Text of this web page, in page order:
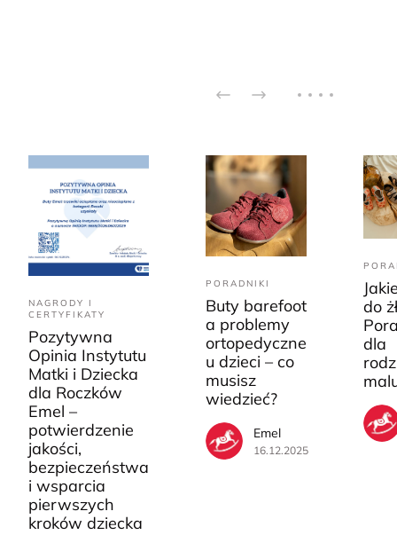
NAGRODY I
CERTYFIKATY
Pozytywna
Opinia Instytutu
Matki i Dziecka
dla Roczków
Emel –
potwierdzenie
jakości,
bezpieczeństwa
i wsparcia
pierwszych
kroków dziecka
PORADNIKI
Buty barefoot
a problemy
ortopedyczne
u dzieci – co
musisz
wiedzieć?
Emel
16.12.2025
do
dla